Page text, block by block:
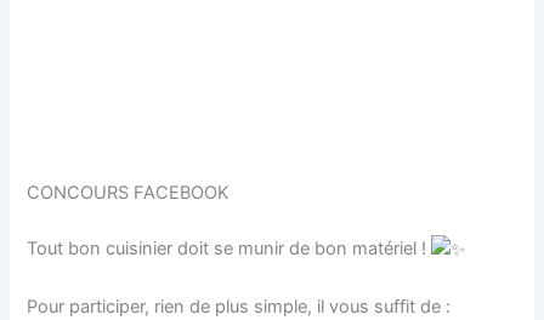
CONCOURS FACEBOOK
Tout bon cuisinier doit se munir de bon matériel !
Pour participer, rien de plus simple, il vous suffit de :